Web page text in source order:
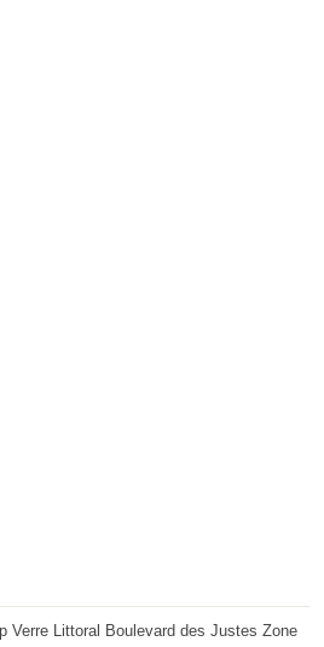
Verre Littoral Boulevard des Justes Zone